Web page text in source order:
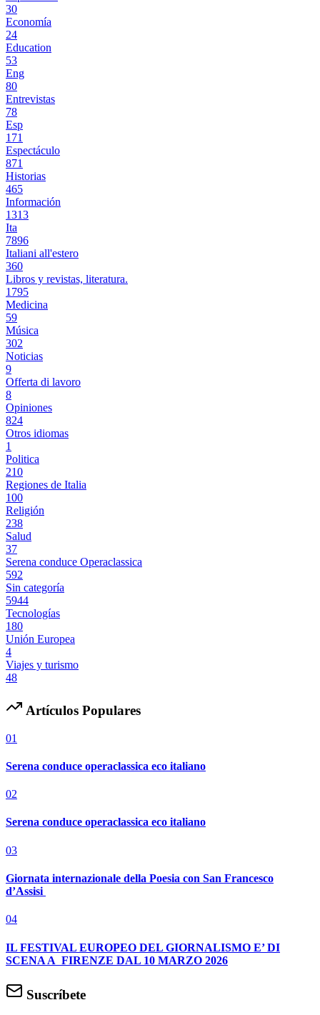
30
Economía
24
Education
53
Eng
80
Entrevistas
78
Esp
171
Espectáculo
871
Historias
465
Información
1313
Ita
7896
Italiani all'estero
360
Libros y revistas, literatura.
1795
Medicina
59
Música
302
Noticias
9
Offerta di lavoro
8
Opiniones
824
Otros idiomas
1
Politica
210
Regiones de Italia
100
Religión
238
Salud
37
Serena conduce Operaclassica
592
Sin categoría
5944
Tecnologías
180
Unión Europea
4
Viajes y turismo
48
Artículos Populares
01
Serena conduce operaclassica eco italiano
02
Serena conduce operaclassica eco italiano
03
Giornata internazionale della Poesia con San Francesco
d’Assisi
04
IL FESTIVAL EUROPEO DEL GIORNALISMO E’ DI
SCENA A FIRENZE DAL 10 MARZO 2026
Suscríbete